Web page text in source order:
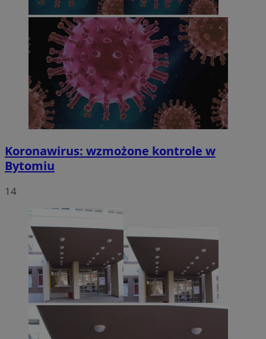
Koronawirus: wzmożone kontrole w
Bytomiu
14